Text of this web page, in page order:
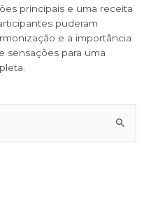
principais e uma receita
puderam
e a importância
sensações para uma